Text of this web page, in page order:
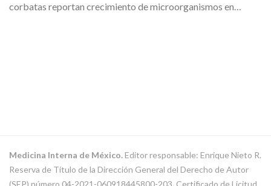
corbatas reportan crecimiento de microorganismos en…
Medicina Interna de México.Editor responsable: Enrique Nieto R.
Reserva de Título de la Dirección General del Derecho de Autor